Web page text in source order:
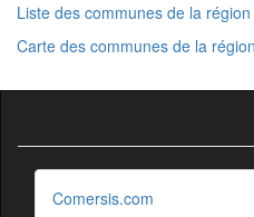
Liste des communes de la
Carte des communes de la
Comersis.com